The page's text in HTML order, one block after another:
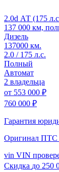
2.0d АТ (175
137 000 км,
Дизель
137000 км.
2.0 / 175 л.с.
Полный
Автомат
2 владельца
от 553 000 ₽
760 000 ₽
Гарантия
Оригинал ПТС
vin VIN
Скидка до 250